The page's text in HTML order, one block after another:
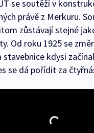
se soutěží v
právě z Merkuru.
zůstávají stejné
Od roku 1925 se
stavebnice kdysi
se dá pořídit za